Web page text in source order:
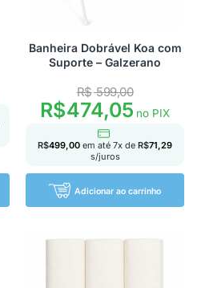
Banheira Dobrável Koa com
Suporte – Galzerano
R$599,00
R$474,05 no PIX
R$499,00 em até 7x de R$71,29
s/juros
Adicionar ao carrinho